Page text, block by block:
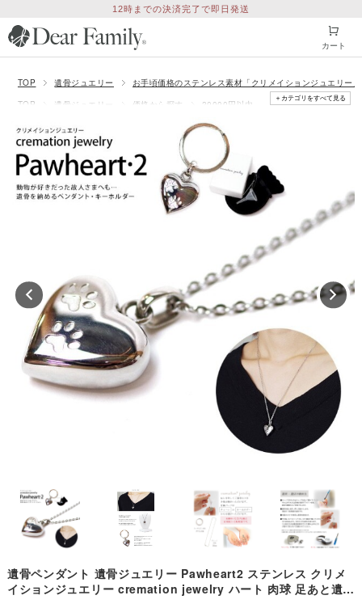
12時までの決済完了で即日発送
カート
TOP 遺骨ジュエリー
お手頃価格のステンレス素材「クリメイションジュエリー」
TOP
遺骨ジュエリー 価格から探す 20000円以内
＋カテゴリをすべて見る
遺骨ペンダント 遺骨ジュエリー Pawheart2 ステンレス クリメ
イションジュエリー cremation jewelry ハート 肉球 足あと遺骨